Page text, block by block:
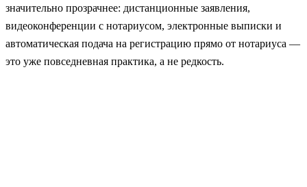
значительно прозрачнее: дистанционные заявления,
видеоконференции с нотариусом, электронные выписки и
автоматическая подача на регистрацию прямо от нотариуса —
это уже повседневная практика, а не редкость.